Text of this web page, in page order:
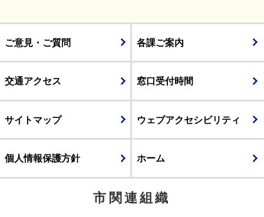
ご意見・ご質問 各課ご案内
交通アクセス 窓口受付時間
サイトマップ ウェブアクセシビリティ
個人情報保護方針 ホーム
市関連組織